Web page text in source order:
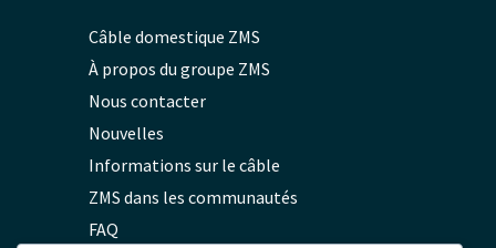
Câble domestique ZMS
À propos du groupe ZMS
Nous contacter
Nouvelles
Informations sur le câble
ZMS dans les communautés
FAQ